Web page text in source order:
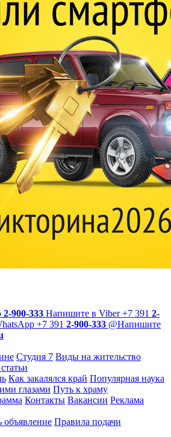
2-900-333 Напишите в Viber +7 391 2-
+7 391 2-900-333 @Напишите
Студия 7 Виды на жительство
Как закалялся край Популярная наука
глазами Путь к храму
Контакты Вакансии Реклама
объявление Правила подачи